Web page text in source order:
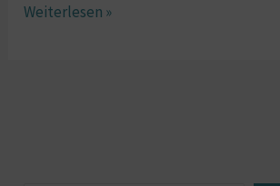
Weiterlesen »